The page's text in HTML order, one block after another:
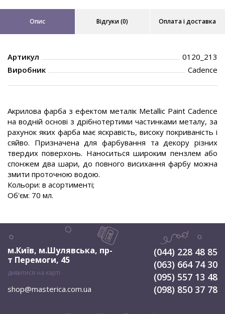
Опис Відгуки (0) Оплата і доставка
Артикул
0120_213
Виробник
Cadence
Акрилова фарба з ефектом металік Metallic Paint Cadence
на водній основі з дрібнотертими частинками металу, за
рахунок яких фарба має яскравість, високу покриваність і
сяйво. Призначена для фарбування та декору різних
твердих поверхонь. Наноситься широким пензлем або
спонжем два шари, до повного висихання фарбу можна
змити проточною водою.
Кольори: в асортименті;
Об'єм: 70 мл.
м.Київ, м.Шулявська, пр-
т Перемоги, 45
дивитися на карті
shop@masterica.com.ua
(044) 228 48 85
(063) 664 74 30
(095) 557 13 48
(098) 850 37 78